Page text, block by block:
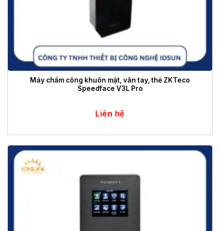
Máy chấm công khuôn mặt, vân tay, thẻ ZKTeco
Speedface V3L Pro
Liên hệ